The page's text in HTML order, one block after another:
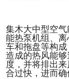
集木大中型空气
能热泵机组、
车和拖盘等构
造成的热风能够
度，并将排出
合过快，进而确